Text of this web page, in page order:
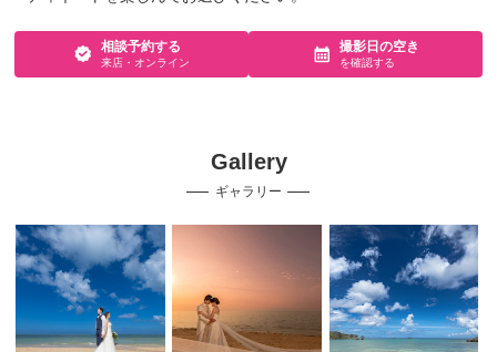
相談予約する
来店・オンライン
撮影日の空き
を確認する
Gallery
ギャラリー